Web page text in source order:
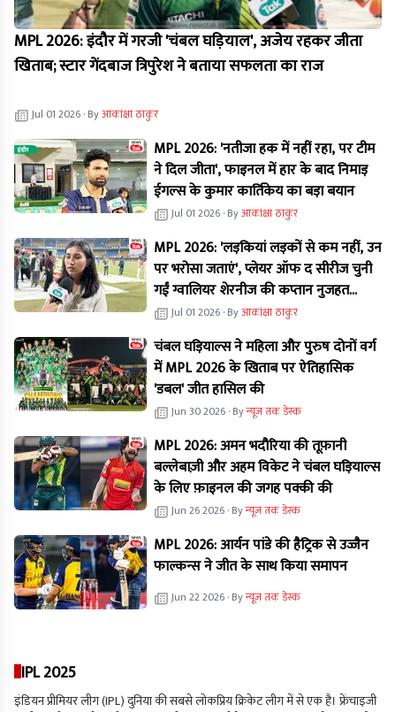
MPL 2026: इंदौर में गरजी 'चंबल घड़ियाल', अजेय रहकर जीता
खिताब; स्टार गेंदबाज त्रिपुरेश ने बताया सफलता का राज
Jul 01 2026 · Byआकांक्षा ठाकुर
MPL 2026: 'नतीजा हक में नहीं रहा, पर टीम
ने दिल जीता', फाइनल में हार के बाद निमाड़
ईगल्स के कुमार कार्तिकेय का बड़ा बयान
Jul 01 2026 · Byआकांक्षा ठाकुर
MPL 2026: 'लड़कियां लड़कों से कम नहीं, उन
पर भरोसा जताएं', प्लेयर ऑफ द सीरीज चुनी
गईं ग्वालियर शेरनीज की कप्तान नुजहत
परवीन का बड़ा बयान
Jul 01 2026 · Byआकांक्षा ठाकुर
चंबल घड़ियाल्स ने महिला और पुरुष दोनों वर्ग
में MPL 2026 के खिताब पर ऐतिहासिक
'डबल' जीत हासिल की
Jun 30 2026 · Byन्यूज तक डेस्क
MPL 2026: अमन भदौरिया की तूफ़ानी
बल्लेबाज़ी और अहम विकेट ने चंबल घड़ियाल्स
के लिए फ़ाइनल की जगह पक्की की
Jun 26 2026 · Byन्यूज तक डेस्क
MPL 2026: आर्यन पांडे की हैट्रिक से उज्जैन
फाल्कन्स ने जीत के साथ किया समापन
Jun 22 2026 · Byन्यूज तक डेस्क
IPL 2025
इंडियन प्रीमियर लीग (IPL) दुनिया की सबसे लोकप्रिय क्रिकेट लीग में से एक है। फ्रेंचाइजी